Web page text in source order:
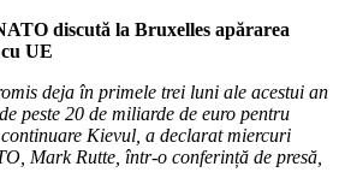
discută la Bruxelles apărarea
UE
deja în primele trei luni ale acestui an
peste 20 de miliarde de euro pentru
Kievul, a declarat miercuri
Mark Rutte, într-o conferință de presă,